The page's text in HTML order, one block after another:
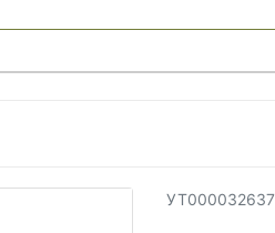
УТ000032637